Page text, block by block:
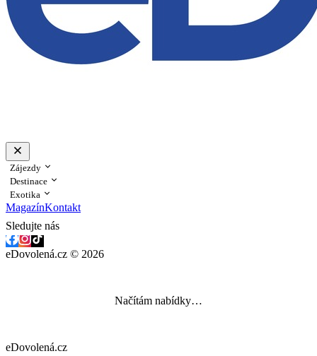
Zájezdy
Destinace
Exotika
MagazínKontakt
Sledujte nás
eDovolená.cz © 2026
Načítám nabídky…
eDovolená.cz